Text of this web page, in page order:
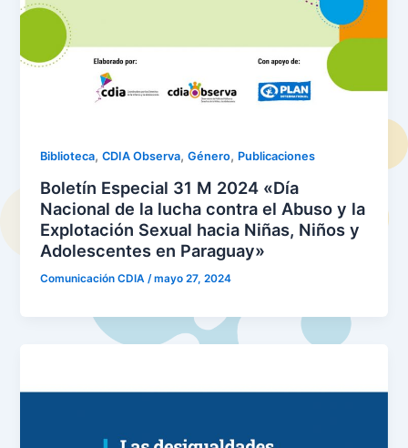
Biblioteca,CDIA Observa,Género, Publicaciones
Boletín Especial 31 M 2024 «Día
Nacional de la lucha contra el Abuso y la
Explotación Sexual hacia Niñas, Niños y
Adolescentes en Paraguay»
Comunicación CDIA /mayo 27, 2024